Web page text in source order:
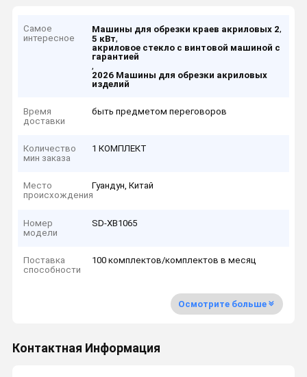
Самое
интересное
Машины для обрезки краев акриловых 2,
5 кВт,
акриловое стекло с винтовой машиной с
гарантией
,
2026 Машины для обрезки акриловых
изделий
Время
доставки
быть предметом переговоров
Количество
мин заказа
1 КОМПЛЕКТ
Место
происхождения
Гуандун, Китай
Номер
модели
SD-XB1065
Поставка
способности
100 комплектов/комплектов в месяц
Осмотрите больше
Контактная Информация